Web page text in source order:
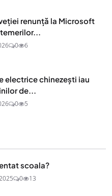
renunță la Microsoft
0 6
electrice chinezești iau
de...
0 5
scoala?
0 13